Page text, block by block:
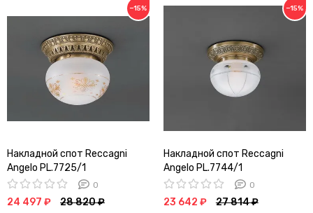
−15%
Накладной спот Reccagni
Angelo PL.7725/1
0
24 497 ₽ 28 820 ₽
−15%
Накладной спот Reccagni
Angelo PL.7744/1
0
23 642 ₽ 27 814 ₽